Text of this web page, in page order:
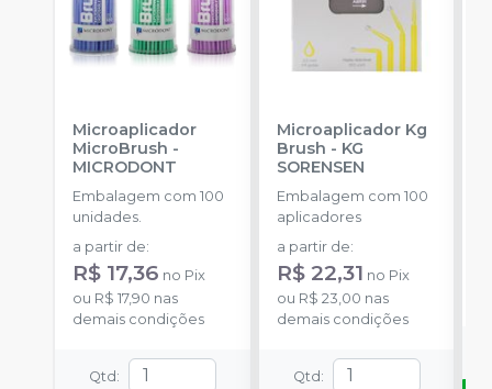
Microaplicador
MicroBrush -
MICRODONT
Embalagem com 100
unidades.
a partir de:
R$ 17,36 no Pix
ou R$ 17,90 nas
demais condições
Qtd:
Microaplicador Kg
Brush - KG
SORENSEN
Embalagem com 100
aplicadores
a partir de:
R$ 22,31 no Pix
ou R$ 23,00 nas
demais condições
Qtd: